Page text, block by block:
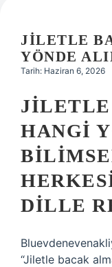
JILETLE
YÖNDE
Tarih: Haziran 6, 2026
HANGI
DILLE
“Jiletle bacak